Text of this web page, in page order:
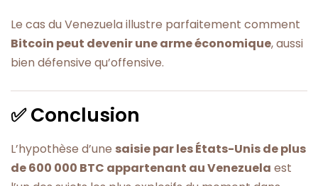
Le cas du Venezuela illustre parfaitement comment
Bitcoin peut devenir une arme économique, aussi
bien défensive qu’offensive.
✅ Conclusion
L’hypothèse d’une saisie par les États-Unis de plus
de 600 000 BTC appartenant au Venezuela est